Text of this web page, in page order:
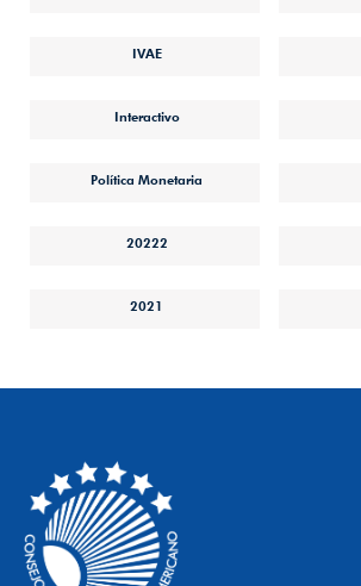
IVAE
Interactivo
Política Monetaria
20222
2021